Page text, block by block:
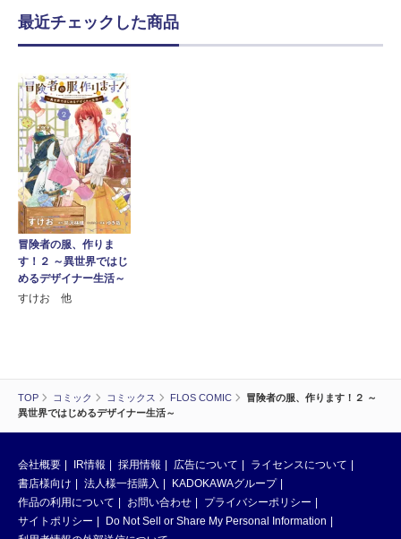
TOP コミック コミックス FLOS COMIC
冒険者の服、作ります！２ ～
異世界ではじめるデザイナー生活～
最近チェックした商品
冒険者の服、作りま
す！２ ～異世界ではじ
めるデザイナー生活～
すけお 他
会社概要 IR情報 採用情報 広告について
ライセンスについて
書店様向け
法人様一括購入
KADOKAWAグループ
作品の利用について
お問い合わせ
プライバシーポリシー
サイトポリシー
Do Not Sell or Share My Personal Information